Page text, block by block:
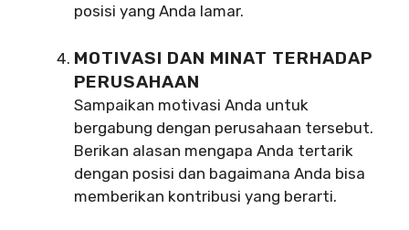
posisi yang Anda lamar.
MOTIVASI DAN MINAT TERHADAP
PERUSAHAAN
Sampaikan motivasi Anda untuk
bergabung dengan perusahaan tersebut.
Berikan alasan mengapa Anda tertarik
dengan posisi dan bagaimana Anda bisa
memberikan kontribusi yang berarti.